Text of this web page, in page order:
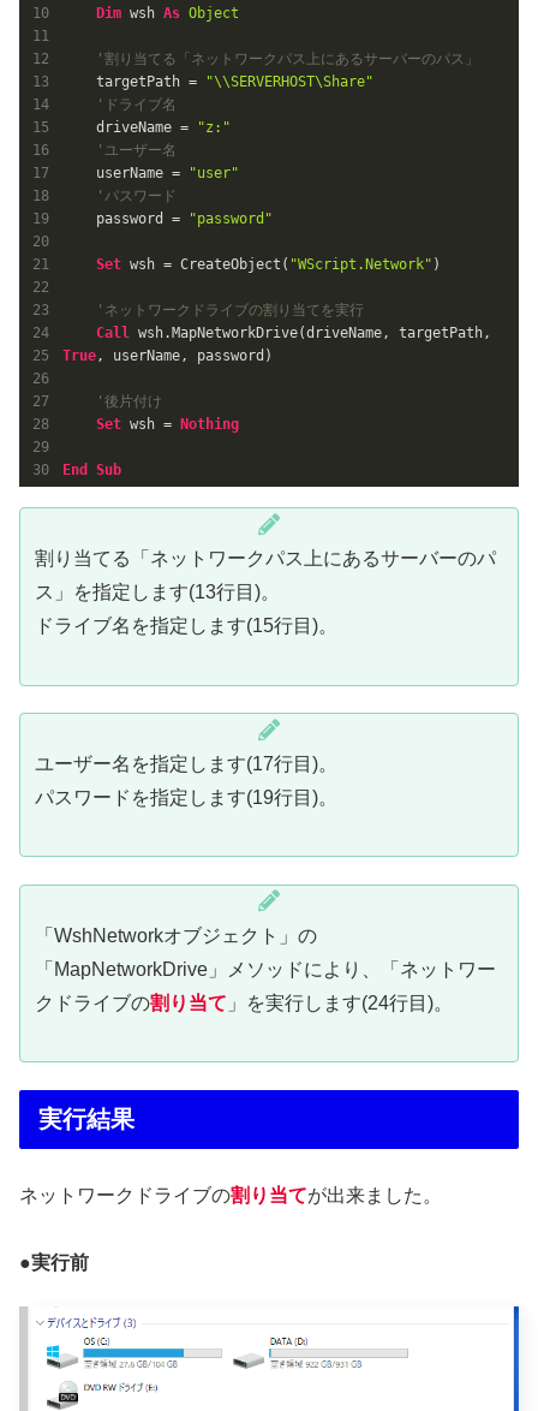
Dim wsh As Object
'割り当てる「ネットワークパス上にあるサーバーのパス」
    targetPath =
"\\SERVERHOST\Share"
'ドライブ名
    driveName =
"z:"
'ユーザー名
    userName =
"user"
'パスワード
    password =
"password"
Set wsh = CreateObject( "WScript.Network" )
'ネットワークドライブの割り当てを実行
Call
True , userName, password)
'後片付け
Set wsh = Nothing
End Sub
割り当てる「ネットワークパス上にあるサーバーのパ
ス」を指定します(13行目)。
ドライブ名を指定します(15行目)。
ユーザー名を指定します(17行目)。
パスワードを指定します(19行目)。
「WshNetworkオブジェクト」の
「MapNetworkDrive」メソッドにより、「ネットワー
クドライブの割り当て 」を実行します(24行目)。
実行結果
ネットワークドライブの割り当てが出来ました。
●実行前